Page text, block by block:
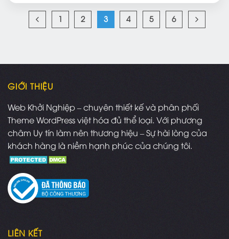
1 2 3 4 5 6
GIỚI THIỆU
Web Khởi Nghiệp – chuyên thiết kế và phân phối
Theme WordPress việt hóa đủ thể loại. Với phương
châm Uy tín làm nên thương hiệu – Sự hài lòng của
khách hàng là niềm hạnh phúc của chúng tôi.
LIÊN KẾT